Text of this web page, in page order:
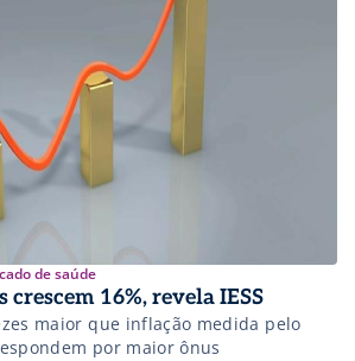
de saúde
crescem 16%, revela IESS
maior que inflação medida pelo
por maior ônus